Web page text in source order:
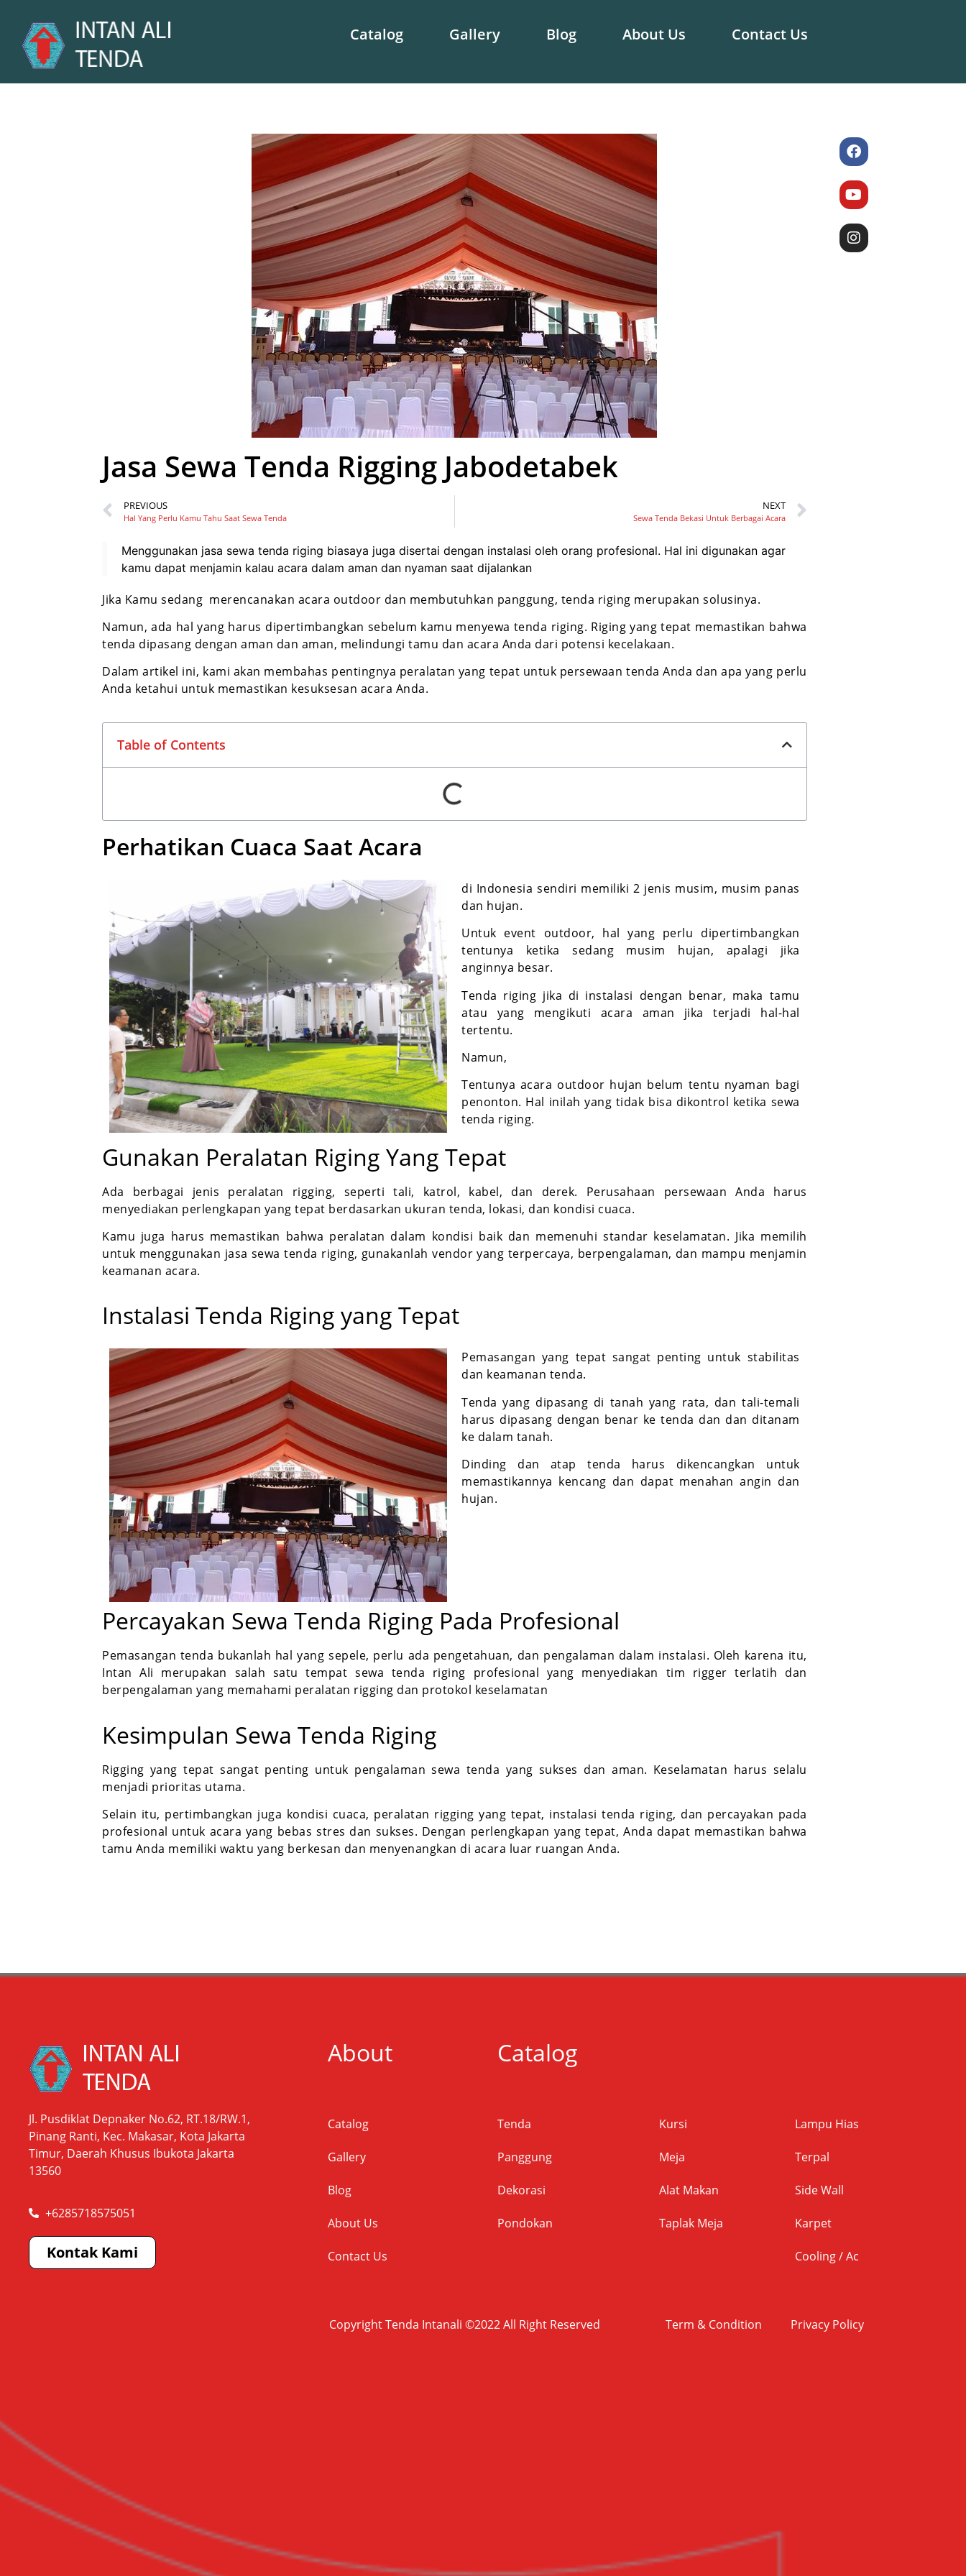
Catalog Gallery Blog About Us Contact Us
Jasa Sewa Tenda Rigging Jabodetabek
PREVIOUS
Hal Yang Perlu Kamu Tahu Saat Sewa Tenda
NEXT
Sewa Tenda Bekasi Untuk Berbagai Acara
Menggunakan jasa sewa tenda riging biasaya juga disertai dengan instalasi oleh orang profesional. Hal ini digunakan agar
kamu dapat menjamin kalau acara dalam aman dan nyaman saat dijalankan
Jika Kamu sedang merencanakan acara outdoor dan membutuhkan panggung, tenda riging merupakan solusinya.
Namun, ada hal yang harus dipertimbangkan sebelum kamu menyewa tenda riging. Riging yang tepat memastikan bahwa
tenda dipasang dengan aman dan aman, melindungi tamu dan acara Anda dari potensi kecelakaan.
Dalam artikel ini, kami akan membahas pentingnya peralatan yang tepat untuk persewaan tenda Anda dan apa yang perlu
Anda ketahui untuk memastikan kesuksesan acara Anda.
Table of Contents
Perhatikan Cuaca Saat Acara
di Indonesia sendiri memiliki 2 jenis musim, musim panas
dan hujan.
Untuk event outdoor, hal yang perlu dipertimbangkan
tentunya ketika sedang musim hujan, apalagi jika
anginnya besar.
Tenda riging jika di instalasi dengan benar, maka tamu
atau yang mengikuti acara aman jika terjadi hal-hal
tertentu.
Namun,
Tentunya acara outdoor hujan belum tentu nyaman bagi
penonton. Hal inilah yang tidak bisa dikontrol ketika sewa
tenda riging.
Gunakan Peralatan Riging Yang Tepat
Ada berbagai jenis peralatan rigging, seperti tali, katrol, kabel, dan derek. Perusahaan persewaan Anda harus
menyediakan perlengkapan yang tepat berdasarkan ukuran tenda, lokasi, dan kondisi cuaca.
Kamu juga harus memastikan bahwa peralatan dalam kondisi baik dan memenuhi standar keselamatan. Jika memilih
untuk menggunakan jasa sewa tenda riging, gunakanlah vendor yang terpercaya, berpengalaman, dan mampu menjamin
keamanan acara.
Instalasi Tenda Riging yang Tepat
Pemasangan yang tepat sangat penting untuk stabilitas
dan keamanan tenda.
Tenda yang dipasang di tanah yang rata, dan tali-temali
harus dipasang dengan benar ke tenda dan dan ditanam
ke dalam tanah.
Dinding dan atap tenda harus dikencangkan untuk
memastikannya kencang dan dapat menahan angin dan
hujan.
Percayakan Sewa Tenda Riging Pada Profesional
Pemasangan tenda bukanlah hal yang sepele, perlu ada pengetahuan, dan pengalaman dalam instalasi. Oleh karena itu,
Intan Ali merupakan salah satu tempat sewa tenda riging profesional yang menyediakan tim rigger terlatih dan
berpengalaman yang memahami peralatan rigging dan protokol keselamatan
Kesimpulan Sewa Tenda Riging
Rigging yang tepat sangat penting untuk pengalaman sewa tenda yang sukses dan aman. Keselamatan harus selalu
menjadi prioritas utama.
Selain itu, pertimbangkan juga kondisi cuaca, peralatan rigging yang tepat, instalasi tenda riging, dan percayakan pada
profesional untuk acara yang bebas stres dan sukses. Dengan perlengkapan yang tepat, Anda dapat memastikan bahwa
tamu Anda memiliki waktu yang berkesan dan menyenangkan di acara luar ruangan Anda.
Jl. Pusdiklat Depnaker No.62, RT.18/RW.1,
Pinang Ranti, Kec. Makasar, Kota Jakarta
Timur, Daerah Khusus Ibukota Jakarta
13560
+6285718575051
Kontak Kami
About
Catalog
Gallery
Blog
About Us
Contact Us
Catalog
Tenda
Panggung
Dekorasi
Pondokan
Kursi
Meja
Alat Makan
Taplak Meja
Lampu Hias
Terpal
Side Wall
Karpet
Cooling / Ac
Copyright Tenda Intanali ©2022 All Right Reserved Term & Condition Privacy Policy